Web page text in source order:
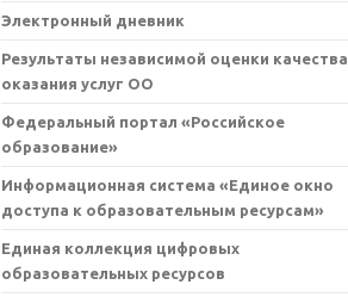
Электронный дневник
Результаты независимой оценки качества
оказания услуг ОО
Федеральный портал «Российское
образование»
Информационная система «Единое окно
доступа к образовательным ресурсам»
Единая коллекция цифровых
образовательных ресурсов